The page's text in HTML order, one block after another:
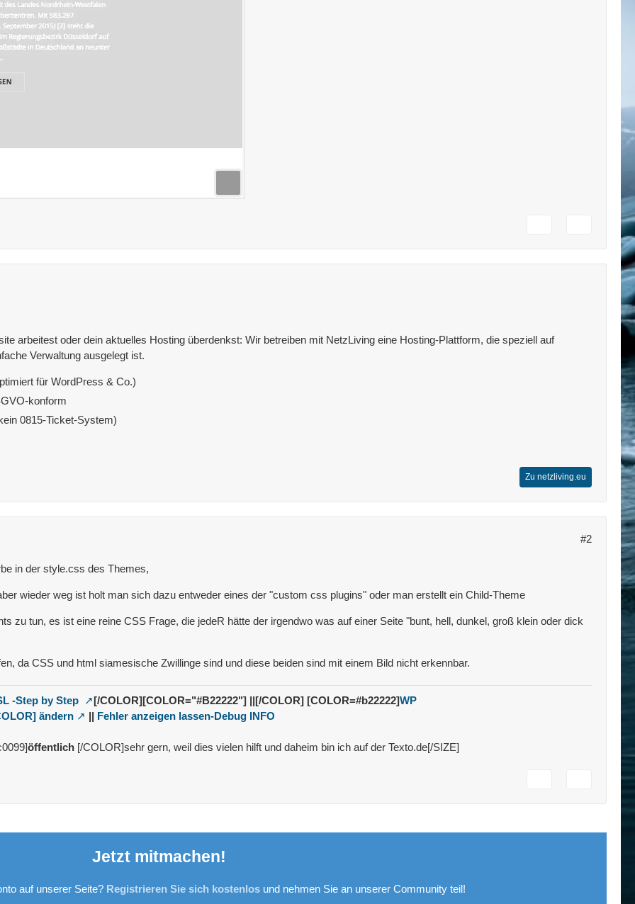
arbeitest oder dein aktuelles Hosting überdenkst: Wir betreiben mit NetzLiving eine Hosting-Plattform, die speziell auf
Verwaltung ausgelegt ist.
für WordPress & Co.)
konform
0815-Ticket-System)
Zu netzliving.eu
#2
in der style.css des Themes,
wieder weg ist holt man sich dazu entweder eines der "custom css plugins" oder man erstellt ein Child-Theme
zu tun, es ist eine reine CSS Frage, die jedeR hätte der irgendwo was auf einer Seite "bunt, hell, dunkel, groß klein oder dick
da CSS und html siamesische Zwillinge sind und diese beiden sind mit einem Bild nicht erkennbar.
-Step by Step [/COLOR][COLOR="#B22222"] ||[/COLOR] [COLOR=#b22222]WP
ändern
|| Fehler anzeigen lassen-Debug INFO
öffentlich [/COLOR]sehr gern, weil dies vielen hilft und daheim bin ich auf der Texto.de[/SIZE]
Jetzt mitmachen!
auf unserer Seite? Registrieren Sie sich kostenlosund nehmen Sie an unserer Community teil!